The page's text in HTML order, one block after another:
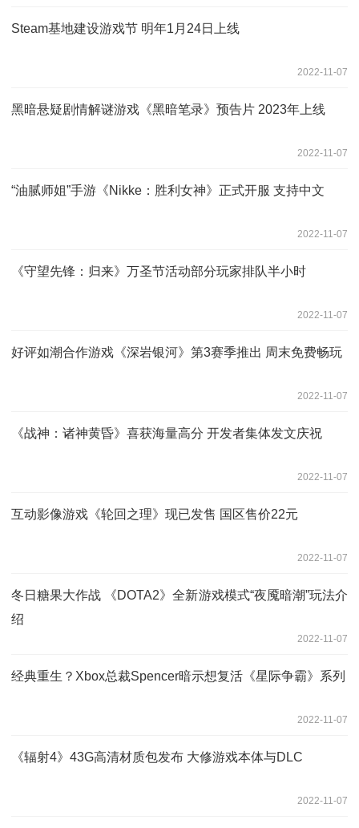
Steam基地建设游戏节 明年1月24日上线
2022-11-07
黑暗悬疑剧情解谜游戏《黑暗笔录》预告片 2023年上线
2022-11-07
“油腻师姐”手游《Nikke：胜利女神》正式开服 支持中文
2022-11-07
《守望先锋：归来》万圣节活动部分玩家排队半小时
2022-11-07
好评如潮合作游戏《深岩银河》第3赛季推出 周末免费畅玩
2022-11-07
《战神：诸神黄昏》喜获海量高分 开发者集体发文庆祝
2022-11-07
互动影像游戏《轮回之理》现已发售 国区售价22元
2022-11-07
冬日糖果大作战 《DOTA2》全新游戏模式“夜魇暗潮”玩法介
绍
2022-11-07
经典重生？Xbox总裁Spencer暗示想复活《星际争霸》系列
2022-11-07
《辐射4》43G高清材质包发布 大修游戏本体与DLC
2022-11-07